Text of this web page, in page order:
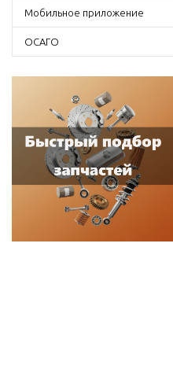
Мобильное приложение
ОСАГО